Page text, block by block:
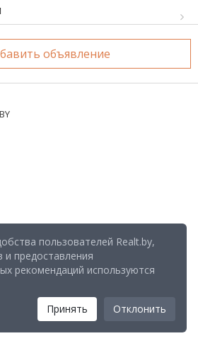
объявление
пользователей Realt.by,
и предоставления
рекомендаций используются
Принять Отклонить